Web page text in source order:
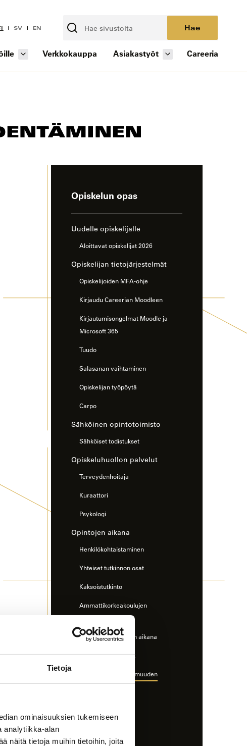
Tietoja
ominaisuuksien tukemiseen
analytiikka-alan
näitä tietoja muihin tietoihin, joita
SV EN Hae
Verkkokauppa Asiakastyöt Careeria
Opiskelun opas-
Uudelle opiskelijalle
Aloittavat opiskelijat 2026
Opiskelijan tietojärjestelmät
Opiskelijoiden MFA-ohje
Kirjaudu Careerian Moodleen
Kirjautumisongelmat Moodle ja
Microsoft 365
Tuudo
Salasanan vaihtaminen
Opiskelijan työpöytä
Carpo
Sähköinen opintotoimisto
Sähköiset todistukset
Opiskeluhuollon palvelut
Terveydenhoitaja
Kuraattori
Psykologi
Opintojen aikana
Henkilökohtaistaminen
Yhteiset tutkinnon osat
Kaksoistutkinto
Ammattikorkeakoulujen
väyläopinnot
Ulkomaille opintojen aikana
Opiskelijapalautteet
Opintojen maksuttomuuden
pidentäminen
Opinto-ohjaajat
StudyO